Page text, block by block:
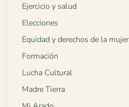
Ejercicio y salud
Elecciones
Equidad y derechos de la mujer
Formación
Lucha Cultural
Madre Tierra